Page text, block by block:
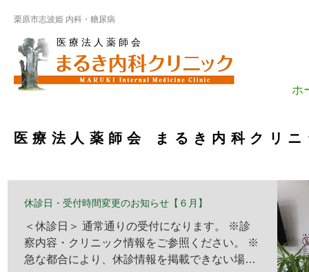
栗原市志波姫 内科・糖尿病
医 療 法 人 薬 師 会
ホ
医療法人薬師会 まるき内科クリ
休診日・受付時間変更のお知らせ【６月】
＜休診日＞ 通常通りの受付になります。 ※診
察内容・クリニック情報をご参照ください。 ※
急な都合により、休診情報を掲載できない場合